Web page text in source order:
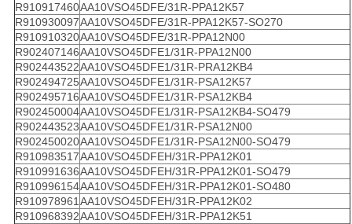
R910917460AA10VSO45DFE/31R-PPA12K57
R910930097AA10VSO45DFE/31R-PPA12K57-SO270
R910910320AA10VSO45DFE/31R-PPA12N00
R902407146AA10VSO45DFE1/31R-PPA12N00
R902443522AA10VSO45DFE1/31R-PRA12KB4
R902494725AA10VSO45DFE1/31R-PSA12K57
R902495716AA10VSO45DFE1/31R-PSA12KB4
R902450004AA10VSO45DFE1/31R-PSA12KB4-SO479
R902443523AA10VSO45DFE1/31R-PSA12N00
R902450020AA10VSO45DFE1/31R-PSA12N00-SO479
R910983517AA10VSO45DFEH/31R-PPA12K01
R910991636AA10VSO45DFEH/31R-PPA12K01-SO479
R910996154AA10VSO45DFEH/31R-PPA12K01-SO480
R910978961AA10VSO45DFEH/31R-PPA12K02
R910968392AA10VSO45DFEH/31R-PPA12K51